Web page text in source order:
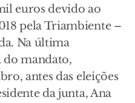
euros devido ao
pela Triambiente –
Na última
do mandato,
antes das eleições
da junta, Ana